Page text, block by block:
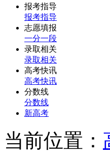
报考指导
报考指导
志愿填报
一分一段
录取相关
录取相关
高考快讯
高考快讯
分数线
分数线
新高考
当前位置：